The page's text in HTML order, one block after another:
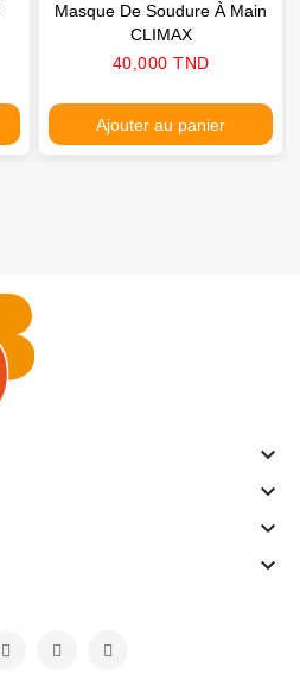
Masque De Soudure À Main
CLIMAX
Prix
40,000 TND
Ajouter au panier



